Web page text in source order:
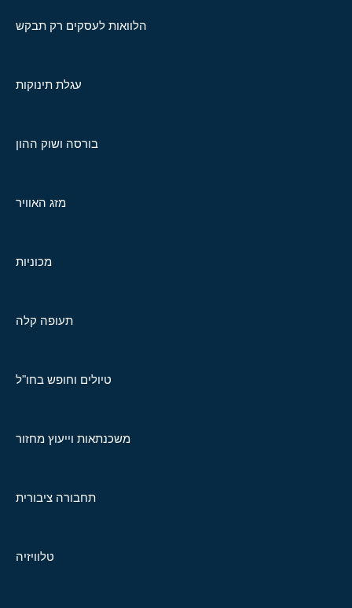
הלוואות לעסקים רק תבקש
עגלת תינוקות
בורסה ושוק ההון
מזג האוויר
מכוניות
תעופה קלה
טיולים וחופש בחו"ל
משכנתאות וייעוץ מחזור
תחבורה ציבורית
טלוויזיה